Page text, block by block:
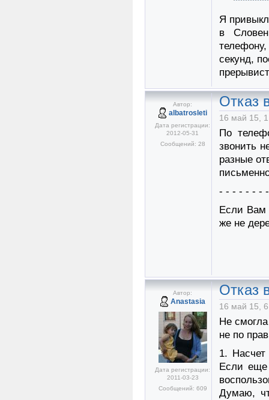
Я
в
секунд,
Автор:
albatrosleti
Дата регистрации:
2012-05-31
Сообщений: 28
Отказ
16 май 15,
По
звонить
разные
- - - - - - -
Если Вам
же не
Автор:
Anastasia
Дата регистрации:
2011-03-23
Сообщений: 609
Отказ
16 май 15,
Не
не по
1.
Если еще
Думаю,